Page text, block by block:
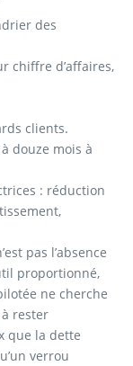
des
chiffre d’affaires,
clients.
douze mois à
: réduction
pas l’absence
proportionné,
ne cherche
rester
que la dette
verrou